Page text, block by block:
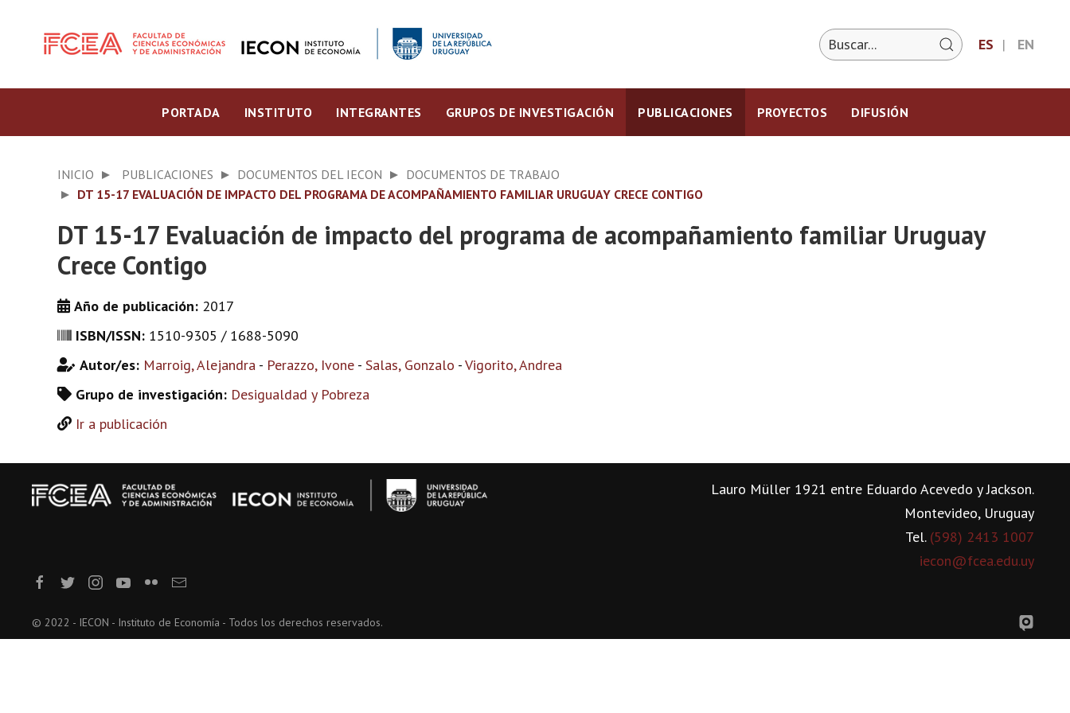
ES EN
PORTADA INSTITUTO INTEGRANTES GRUPOS DE INVESTIGACIÓN PUBLICACIONES PROYECTOS DIFUSIÓN
INICIO PUBLICACIONES DOCUMENTOS DEL IECON
DOCUMENTOS DE TRABAJO
DT 15-17 EVALUACIÓN DE IMPACTO DEL PROGRAMA DE ACOMPAÑAMIENTO FAMILIAR URUGUAY CRECE CONTIGO
DT 15-17 Evaluación de impacto del programa de acompañamiento familiar Uruguay
Crece Contigo
Año de publicación: 2017
ISBN/ISSN: 1510-9305 / 1688-5090
Autor/es: Marroig, Alejandra - Perazzo, Ivone - Salas, Gonzalo -Vigorito, Andrea
Grupo de investigación: Desigualdad y Pobreza
Ir a publicación
Lauro Müller 1921 entre Eduardo Acevedo y Jackson.
Montevideo, Uruguay
Tel. (598) 2413 1007
iecon@fcea.edu.uy
© 2022 - IECON - Instituto de Economía - Todos los derechos reservados.